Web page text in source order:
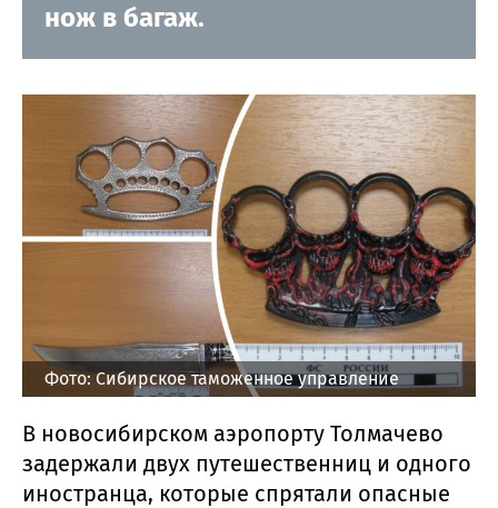
нож в багаж.
Фото: Сибирское таможенное управление
В новосибирском аэропорту Толмачево
задержали двух путешественниц и одного
иностранца, которые спрятали опасные